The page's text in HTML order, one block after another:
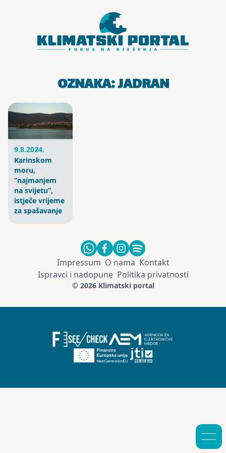
OZNAKA:JADRAN
9.8.2024.
Karinskom
moru,
“najmanjem
na svijetu”,
istječe vrijeme
za spašavanje
Impressum O nama Kontakt
Ispravci i nadopune Politika privatnosti
© 2026 Klimatski portal